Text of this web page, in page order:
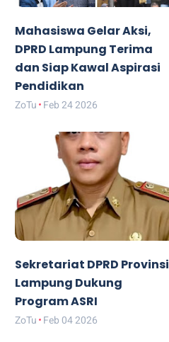
Mahasiswa Gelar Aksi,
DPRD Lampung Terima
dan Siap Kawal Aspirasi
Pendidikan
ZoTu Feb 24 2026
Sekretariat DPRD Provinsi
Lampung Dukung
Program ASRI
ZoTu Feb 04 2026